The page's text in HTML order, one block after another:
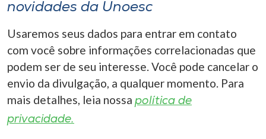
novidades da Unoesc
Usaremos seus dados para entrar em contato
com você sobre informações correlacionadas que
podem ser de seu interesse. Você pode cancelar o
envio da divulgação, a qualquer momento. Para
mais detalhes, leia nossa política de
privacidade.